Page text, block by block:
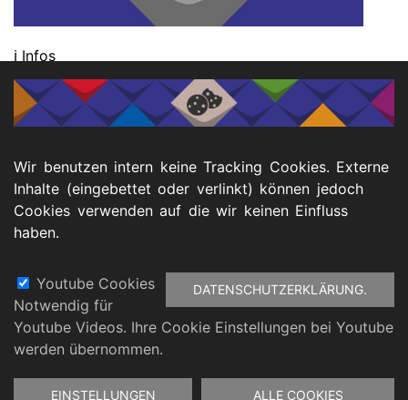
ℹ️ Infos
Mittwoch, 20. November 2024, 10 - 16.30 Uhr
Luise-Albertz-Halle
Düppelstr. 1
46045 Oberhausen
FußbereichBarrierefreiheitserklärung
Wir benutzen intern keine Tracking Cookies. Externe
Inhalte (eingebettet oder verlinkt) können jedoch
Cookies verwenden auf die wir keinen Einfluss
haben.
DATENSCHUTZERKLÄRUNG.
Youtube Cookies
Notwendig für
Youtube Videos. Ihre Cookie Einstellungen bei Youtube
werden übernommen.
EINSTELLUNGEN ALLE COOKIES
Zustimmung